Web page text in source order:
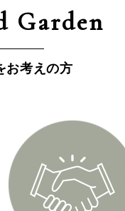
Garden
お考えの方